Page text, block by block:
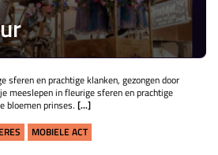
sferen en prachtige klanken, gezongen door
meeslepen in fleurige sferen en prachtige
bloemen prinses. [...]
MOBIELE ACT